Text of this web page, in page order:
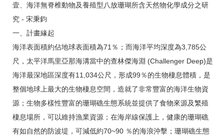
壹、海洋無脊椎動物及養殖型八放珊瑚所含天然物化學成分之研
究 - 宋秉鈞
一、計畫緣起
海洋表面積約佔地球表面積為71％；而海洋平均深度為3,785公
尺，太平洋馬里亞那海溝當中的查林傑海淵 (Challenger Deep)是
海洋最深地區深度有11,034公尺，形成99％的生物棲息體積，是
整個地球上最大的生物棲息空間，造就了非常豐富的海洋生物資
源；生物多樣性豐富的珊瑚礁生態系統並提供了食物來源及繁殖
棲息場所，可以維持漁業資源；在海岸線保護上，健康的珊瑚礁
有如自然的防波堤，可減低約70~90 ％的海浪沖擊；珊瑚礁生態